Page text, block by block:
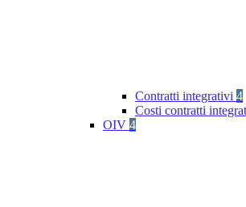
Contratti integrativi 4
Costi contratti
OIV 4